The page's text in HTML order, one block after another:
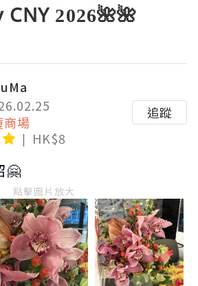
2026🌺🌺
商場
HK$8
追蹤
🤗
點擊圖片放大